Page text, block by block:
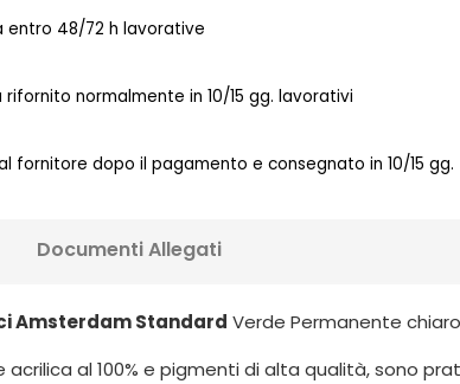
entro 48/72 h lavorative
rifornito normalmente in 10/15 gg. lavorativi
fornitore dopo il pagamento e consegnato in 10/15 gg.
Documenti Allegati
Amsterdam Standard Verde Permanente
acrilica al 100% e pigmenti di alta qualità, sono